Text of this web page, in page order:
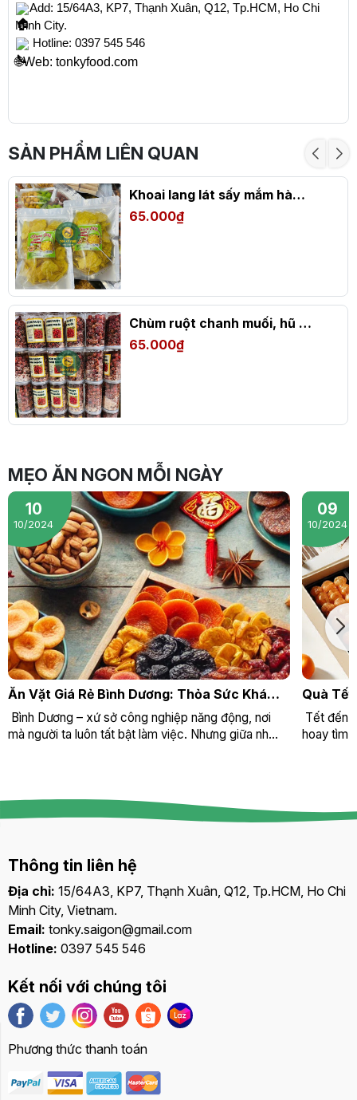
giá Liên hệ
Add: 15/64A3, KP7, Thạnh Xuân, Q12, Tp.HCM, Ho Chi
Minh City.
Hotline: 0397 545 546
🌐Web: tonkyfood.com
SẢN PHẨM LIÊN QUAN
Khoai lang lát sấy mắm hành, túi zip 500gr
65.000₫
Chùm ruột chanh muối, hũ 500g
65.000₫
MẸO ĂN NGON MỖI NGÀY
10
10/2024
Ăn Vặt Giá Rẻ Bình Dương: Thỏa Sức Khám
Phá Cùng Tôn Ký Food
Bình Dương – xứ sở công nghiệp năng động, nơi
mà người ta luôn tất bật làm việc. Nhưng giữa nh...
09
10/2024
Quà Tết
Doanh
Tết đến
hoay tìm
Thông tin liên hệ
Địa chỉ: 15/64A3, KP7, Thạnh Xuân, Q12, Tp.HCM, Ho Chi
Minh City, Vietnam.
Email: tonky.saigon@gmail.com
Hotline: 0397 545 546
Kết nối với chúng tôi
Phương thức thanh toán